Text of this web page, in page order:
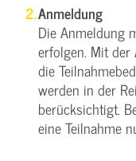
Anmeldung
Die Anmeldung
erfolgen. Mit
die
werden in der
berücksichtigt.
eine Teilnahme